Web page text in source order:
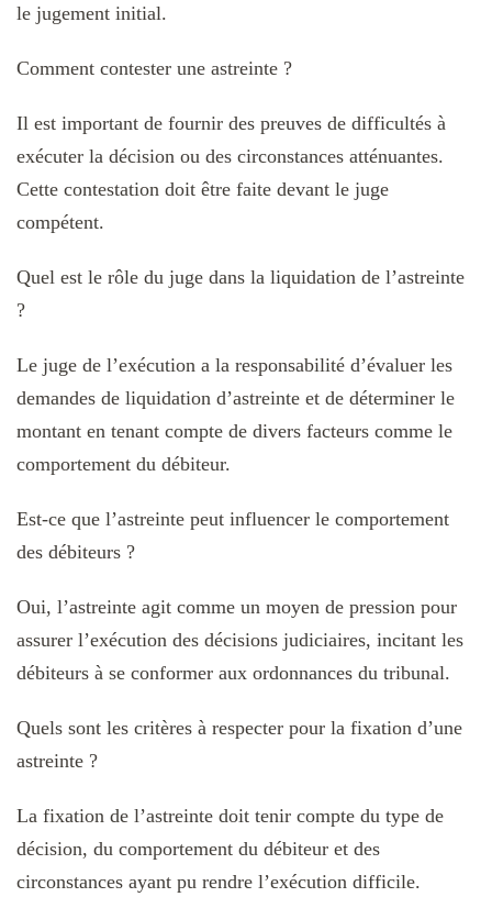
le jugement initial.
Comment contester une astreinte ?
Il est important de fournir des preuves de difficultés à
exécuter la décision ou des circonstances atténuantes.
Cette contestation doit être faite devant le juge
compétent.
Quel est le rôle du juge dans la liquidation de l’astreinte
?
Le juge de l’exécution a la responsabilité d’évaluer les
demandes de liquidation d’astreinte et de déterminer le
montant en tenant compte de divers facteurs comme le
comportement du débiteur.
Est-ce que l’astreinte peut influencer le comportement
des débiteurs ?
Oui, l’astreinte agit comme un moyen de pression pour
assurer l’exécution des décisions judiciaires, incitant les
débiteurs à se conformer aux ordonnances du tribunal.
Quels sont les critères à respecter pour la fixation d’une
astreinte ?
La fixation de l’astreinte doit tenir compte du type de
décision, du comportement du débiteur et des
circonstances ayant pu rendre l’exécution difficile.